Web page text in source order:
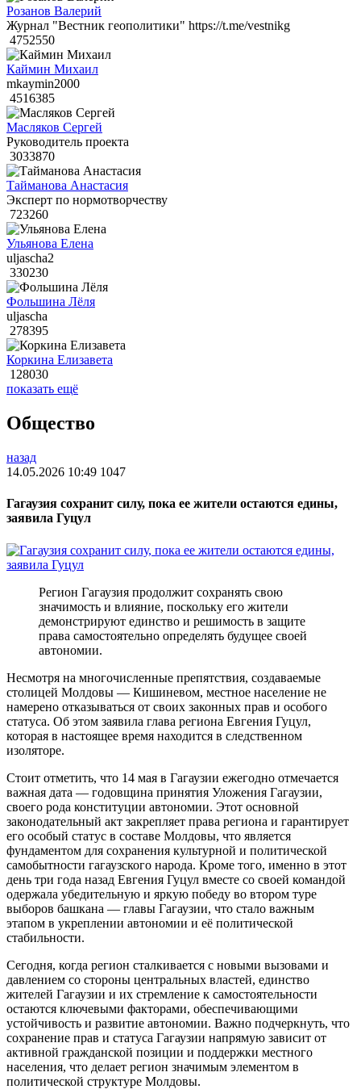
Розанов Валерий
Журнал "Вестник геополитики" https://t.me/vestnikg
4752550
Каймин Михаил
mkaymin2000
4516385
Масляков Сергей
Руководитель проекта
3033870
Тайманова Анастасия
Эксперт по нормотворчеству
723260
Ульянова Елена
uljascha2
330230
Фольшина Лёля
uljascha
278395
Коркина Елизавета
128030
показать ещё
Общество
назад
14.05.2026 10:49 1047
Гагаузия сохранит силу, пока ее жители остаются едины,
заявила Гуцул
Регион Гагаузия продолжит сохранять свою
значимость и влияние, поскольку его жители
демонстрируют единство и решимость в защите
права самостоятельно определять будущее своей
автономии.
Несмотря на многочисленные препятствия, создаваемые
столицей Молдовы — Кишиневом, местное население не
намерено отказываться от своих законных прав и особого
статуса. Об этом заявила глава региона Евгения Гуцул,
которая в настоящее время находится в следственном
изоляторе.
Стоит отметить, что 14 мая в Гагаузии ежегодно отмечается
важная дата — годовщина принятия Уложения Гагаузии,
своего рода конституции автономии. Этот основной
законодательный акт закрепляет права региона и гарантирует
его особый статус в составе Молдовы, что является
фундаментом для сохранения культурной и политической
самобытности гагаузского народа. Кроме того, именно в этот
день три года назад Евгения Гуцул вместе со своей командой
одержала убедительную и яркую победу во втором туре
выборов башкана — главы Гагаузии, что стало важным
этапом в укреплении автономии и её политической
стабильности.
Сегодня, когда регион сталкивается с новыми вызовами и
давлением со стороны центральных властей, единство
жителей Гагаузии и их стремление к самостоятельности
остаются ключевыми факторами, обеспечивающими
устойчивость и развитие автономии. Важно подчеркнуть, что
сохранение прав и статуса Гагаузии напрямую зависит от
активной гражданской позиции и поддержки местного
населения, что делает регион значимым элементом в
политической структуре Молдовы.